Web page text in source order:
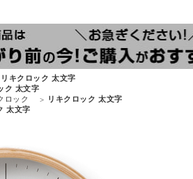
リキクロック 太文字
ク 太文字
ロック
リキクロック 太文字
太文字